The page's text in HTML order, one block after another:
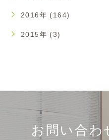
2016年 (164)
2015年 (3)
お問い合わ